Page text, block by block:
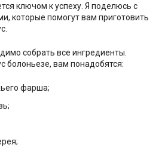
ключом к успеху. Я поделюсь с
которые помогут вам приготовить
собрать все ингредиенты.
болоньезе, вам понадобятся:
фарша;